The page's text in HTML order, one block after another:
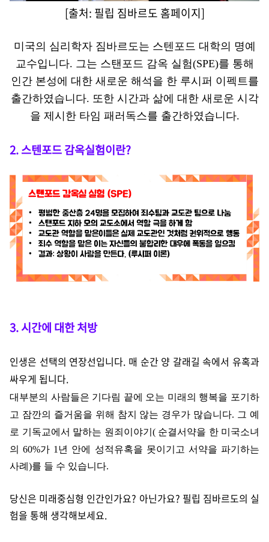
[출처: 필립 짐바르도 홈페이지]
미국의 심리학자 짐바르도는 스텐포드 대학의 명예
교수입니다. 그는 스탠포드 감옥 실험(SPE)를 통해
인간 본성에 대한 새로운 해석을 한 루시퍼 이펙트를
출간하였습니다. 또한 시간과 삶에 대한 새로운 시각
을 제시한 타임 패러독스를 출간하였습니다.
2.스텐포드 감옥실험이란?
3. 시간에 대한 처방
인생은 선택의 연장선입니다. 매 순간 양 갈래길 속에서 유혹과
싸우게 됩니다.
대부분의 사람들은 기다림 끝에 오는 미래의 행복을 포기하
고 잠깐의 즐거움을 위해 참지 않는 경우가 많습니다. 그 예
로 기독교에서 말하는 원죄이야기( 순결서약을 한 미국소녀
의 60%가 1년 안에 성적유혹을 못이기고 서약을 파기하는
사례)를 들 수 있습니다.
당신은 미래중심형 인간인가요? 아닌가요? 필립 짐바르도의 실
험을 통해 생각해보세요.